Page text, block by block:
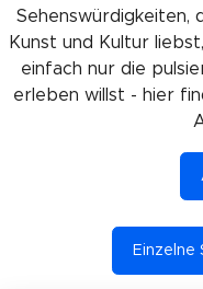
Sehenswürdigkeiten,
Kunst und Kultur
einfach nur die
erleben willst - hier
Einzelne